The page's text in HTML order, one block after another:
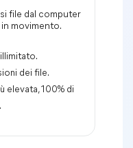
file dal computer
movimento.
dei file.
elevata, 100% di